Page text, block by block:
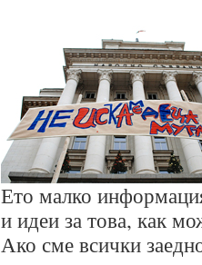
Ето малко
и идеи за това, как
Ако сме всички